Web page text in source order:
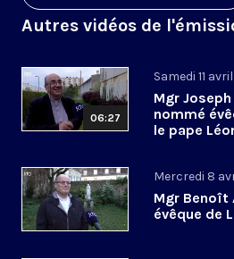
Autres vidéos de
06:27
Samedi 11
Mgr
nommé
le pape
Mercredi 8
Mgr Benoît
évêque de